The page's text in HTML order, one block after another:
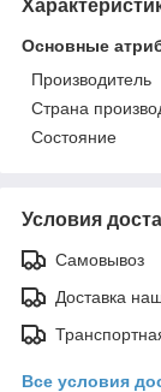
Основные
Производитель
Страна
Состояние
Условия
Самовывоз
Доставка
Все условия